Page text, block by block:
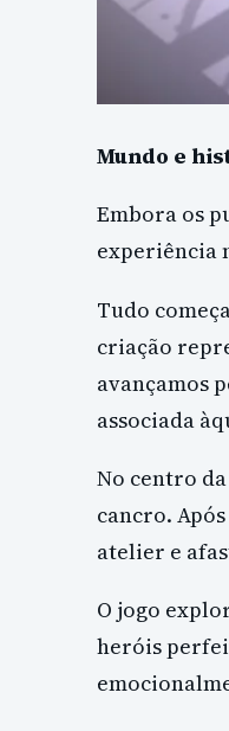
Mundo e
Embora os
experiência
Tudo
criação
avançamos
associada
No centro
cancro.
atelier e
O jogo
heróis